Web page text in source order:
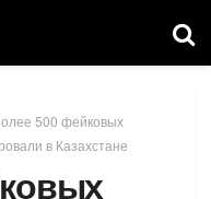
500 фейковых
в Казахстане